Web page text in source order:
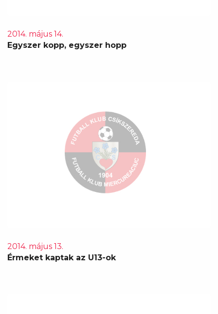
2014. május 14.
Egyszer kopp, egyszer hopp
2014. május 13.
Érmeket kaptak az U13-ok